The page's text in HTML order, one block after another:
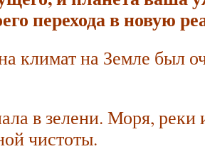
перехода в новую
климат на Земле был
в зелени. Моря, реки
чистоты.